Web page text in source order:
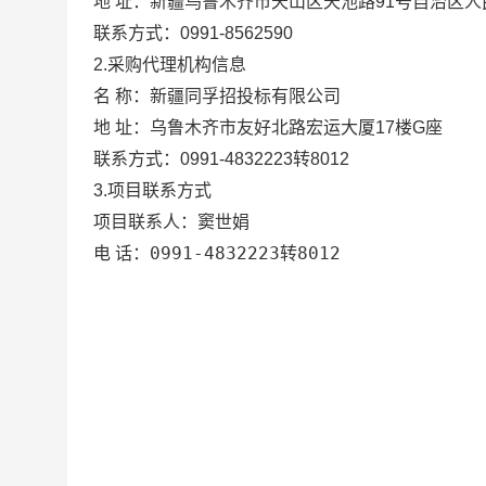
联系方式： 0991-8562590
2.采购代理机构信息
名 称： 新疆同孚招投标有限公司
地 址： 乌鲁木齐市友好北路宏运大厦17楼G座
联系方式： 0991-4832223转8012
3.项目联系方式
项目联系人： 窦世娟
电 话： 0991-4832223转8012